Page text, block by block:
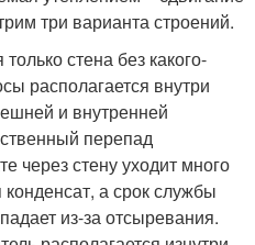
три варианта строений.
стена без какого-
располагается внутри
и внутренней
перепад
через стену уходит много
а срок службы
из-за отсыревания.